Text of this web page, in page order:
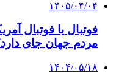
۱۴۰۵/۰۴/۰۴
فوتبال یا فوتبال
مردم جهان جای
۱۴۰۴/۰۵/۱۸